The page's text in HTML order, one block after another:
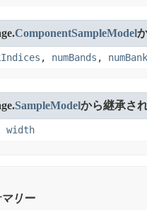
ComponentSampleModel
, numBands ,
SampleModelから継承さ
width
リー